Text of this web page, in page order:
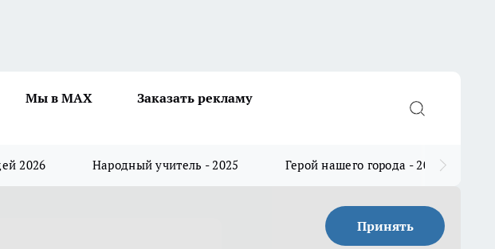
Мы в MAX
Заказать рекламу
2026 Народный учитель - 2025 Герой нашего города - 2025
Принять